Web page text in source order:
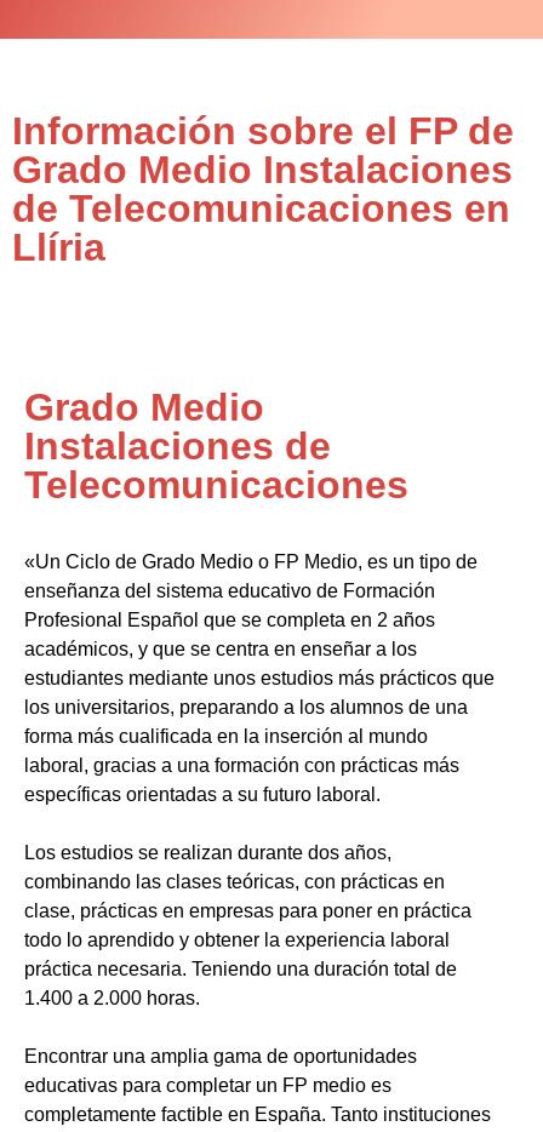
Información sobre el FP de
Grado Medio Instalaciones
de Telecomunicaciones en
Llíria
Grado Medio
Instalaciones de
Telecomunicaciones
«Un Ciclo de Grado Medio o FP Medio, es un tipo de
enseñanza del sistema educativo de Formación
Profesional Español que se completa en 2 años
académicos, y que se centra en enseñar a los
estudiantes mediante unos estudios más prácticos que
los universitarios, preparando a los alumnos de una
forma más cualificada en la inserción al mundo
laboral, gracias a una formación con prácticas más
específicas orientadas a su futuro laboral.
Los estudios se realizan durante dos años,
combinando las clases teóricas, con prácticas en
clase, prácticas en empresas para poner en práctica
todo lo aprendido y obtener la experiencia laboral
práctica necesaria. Teniendo una duración total de
1.400 a 2.000 horas.
Encontrar una amplia gama de oportunidades
educativas para completar un FP medio es
completamente factible en España. Tanto instituciones